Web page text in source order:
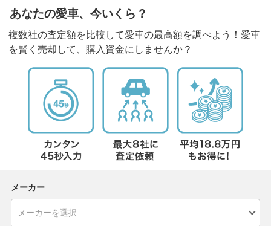
あなたの愛車、今いくら？
複数社の査定額を比較して愛車の最高額を調べよう！愛車
を賢く売却して、購入資金にしませんか？
メーカー